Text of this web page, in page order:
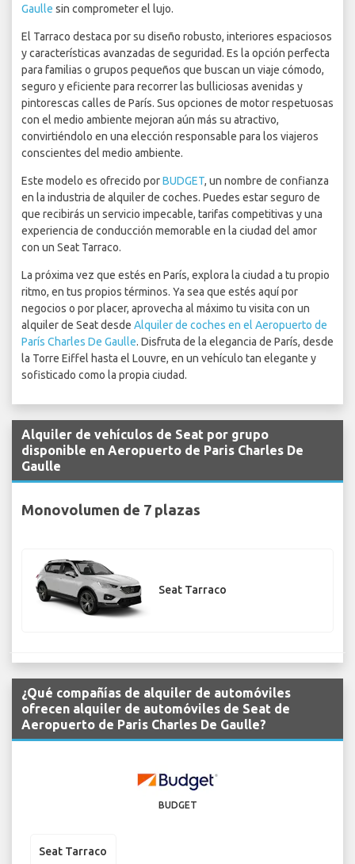
Gaulle sin comprometer el lujo.
El Tarraco destaca por su diseño robusto, interiores espaciosos
y características avanzadas de seguridad. Es la opción perfecta
para familias o grupos pequeños que buscan un viaje cómodo,
seguro y eficiente para recorrer las bulliciosas avenidas y
pintorescas calles de París. Sus opciones de motor respetuosas
con el medio ambiente mejoran aún más su atractivo,
convirtiéndolo en una elección responsable para los viajeros
conscientes del medio ambiente.
Este modelo es ofrecido porBUDGET, un nombre de confianza
en la industria de alquiler de coches. Puedes estar seguro de
que recibirás un servicio impecable, tarifas competitivas y una
experiencia de conducción memorable en la ciudad del amor
con un Seat Tarraco.
La próxima vez que estés en París, explora la ciudad a tu propio
ritmo, en tus propios términos. Ya sea que estés aquí por
negocios o por placer, aprovecha al máximo tu visita con un
alquiler de Seat desde Alquiler de coches en el Aeropuerto de
París Charles De Gaulle. Disfruta de la elegancia de París, desde
la Torre Eiffel hasta el Louvre, en un vehículo tan elegante y
sofisticado como la propia ciudad.
Alquiler de vehículos de Seat por grupo
disponible en Aeropuerto de Paris Charles De
Gaulle
Monovolumen de 7 plazas
Seat Tarraco
¿Qué compañías de alquiler de automóviles
ofrecen alquiler de automóviles de Seat de
Aeropuerto de Paris Charles De Gaulle?
BUDGET
Seat Tarraco